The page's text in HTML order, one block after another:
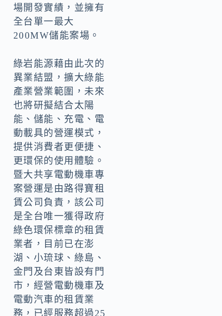
場開發實績，並擁有
全台單一最大
200MW儲能案場。
綠岩能源藉由此次的
異業結盟，擴大綠能
產業營業範圍，未來
也將研擬結合太陽
能、儲能、充電、電
動載具的營運模式，
提供消費者更便捷、
更環保的使用體驗。
暨大共享電動機車專
案營運是由路得寶租
賃公司負責，該公司
是全台唯一獲得政府
綠色環保標章的租賃
業者，目前已在澎
湖、小琉球、綠島、
金門及台東皆設有門
市，經營電動機車及
電動汽車的租賃業
務，已經服務超過25